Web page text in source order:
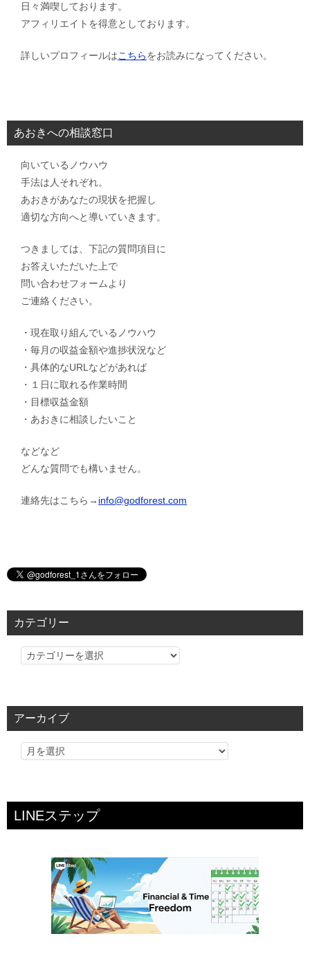
日々満喫しております。
アフィリエイトを得意としております。
詳しいプロフィールはこちらをお読みになってください。
あおきへの相談窓口
向いているノウハウ
手法は人それぞれ。
あおきがあなたの現状を把握し
適切な方向へと導いていきます。
つきましては、下記の質問項目に
お答えいただいた上で
問い合わせフォームより
ご連絡ください。
・現在取り組んでいるノウハウ
・毎月の収益金額や進捗状況など
・具体的なURLなどがあれば
・１日に取れる作業時間
・目標収益金額
・あおきに相談したいこと
などなど
どんな質問でも構いません。
連絡先はこちら→ info@godforest.com
カテゴリー
カ
リ
アーカイブ
LINEステップ